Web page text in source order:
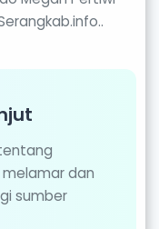
dan
sumber